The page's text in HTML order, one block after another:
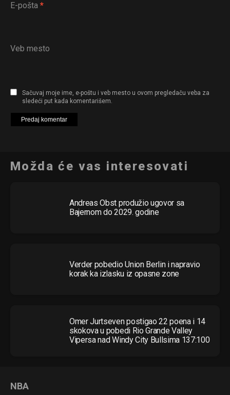
E-pošta *
Veb mesto
Sačuvaj moje ime, e-poštu i veb mesto u ovom pregledaču veba za
sledeći put kada komentarišem.
Možda će vas interesovati
Andreas Obst produžio ugovor sa
Bajernom do 2029. godine
Verder pobedio Union Berlin i napravio
korak ka izlasku iz opasne zone
Omer Jurtseven postigao 22 poena i 14
skokova u pobedi Rio Grande Valley
Vipersa nad Windy City Bullsima 137:100
NBA